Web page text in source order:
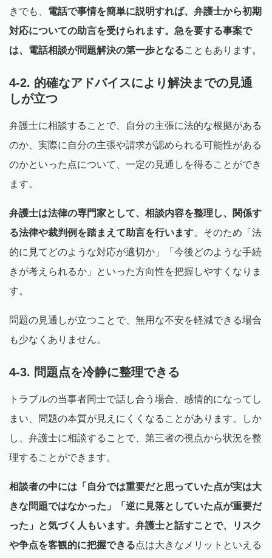
きでも、 電話で事情を簡単に説明すれば、弁護士から初期
対応についての助言を受けられます。急を要する事案で
は、電話相談が問題解決の第一歩となることもあります。
4-2. 的確なアドバイスにより解決までの見通
しが立つ
弁護士に相談することで、自分の主張に法的な根拠がある
のか、実際に自分の主張や請求が認められる可能性がある
のかといった点について、一定の見通しを得ることができ
ます。
弁護士は法律の専門家として、相談内容を整理し、関係す
る法律や裁判例を踏まえて助言を行います。そのため「法
的に見てどのような対応が適切か」「今後どのような手続
きが考えられるか」といった方向性を把握しやすくなりま
す。
問題の見通しが立つことで、無用な不安を軽減できる場合
も少なくありません。
4-3. 問題点を冷静に整理できる
トラブルの当事者同士で話し合う場合、感情的になってし
まい、問題の本質が見えにくくなることがあります。しか
し、弁護士に相談することで、第三者の視点から状況を整
理することができます。
相談者の中には「自分では重要だと思っていた点が実は大
きな問題ではなかった」「逆に見落としていた点が重要だ
った」と気づく人もいます。弁護士と話すことで、リスク
や争点を客観的に把握できる点は大きなメリットといえる